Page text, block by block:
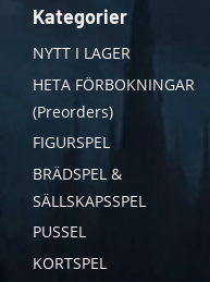
Kategorier
NYTT I LAGER
HETA FÖRBOKNINGAR
(Preorders)
FIGURSPEL
BRÄDSPEL &
SÄLLSKAPSSPEL
PUSSEL
KORTSPEL